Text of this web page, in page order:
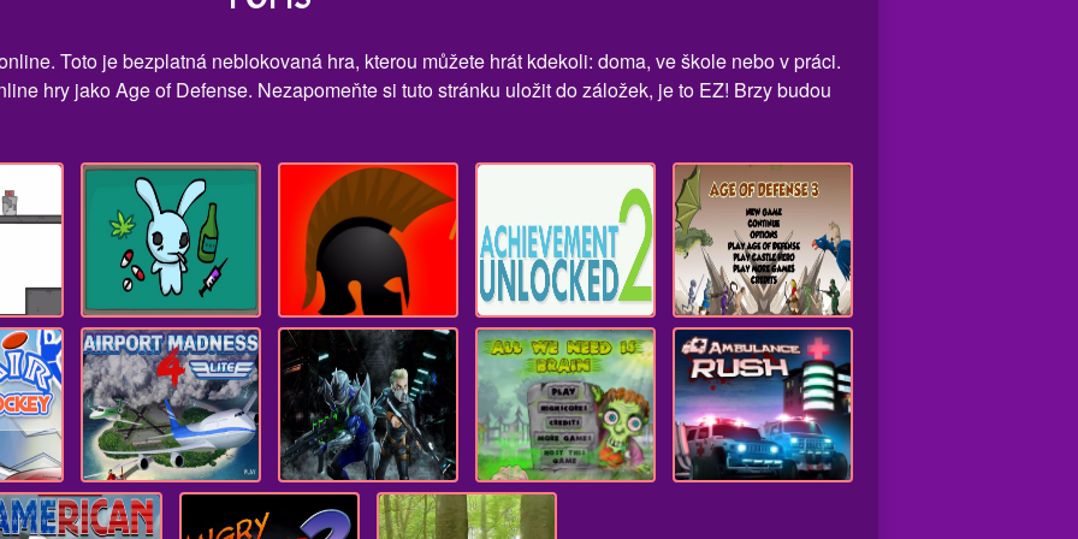
Toto je bezplatná neblokovaná hra, kterou můžete hrát kdekoli: doma, ve škole nebo v práci.
hry jako Age of Defense. Nezapomeňte si tuto stránku uložit do záložek, je to EZ! Brzy budou